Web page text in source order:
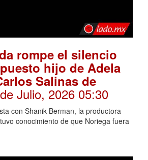
rompe el silencio
hijo de Adela
Salinas de
Julio, 2026 05:30
con Shanik Berman, la productora
conocimiento de que Noriega fuera